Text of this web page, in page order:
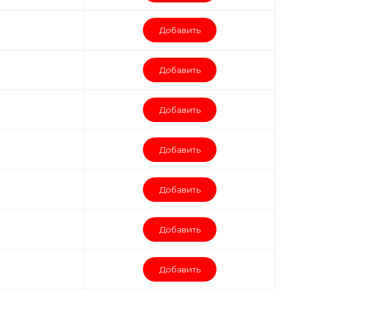
Добавить
Добавить
Добавить
Добавить
Добавить
Добавить
Добавить